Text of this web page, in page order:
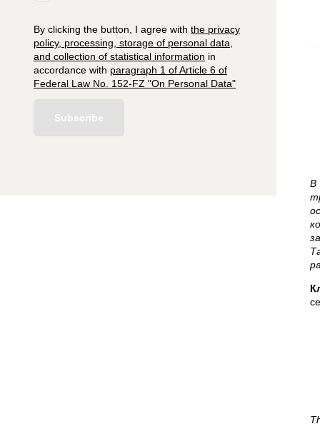
By clicking the button, I agree with the privacy
policy, processing, storage of personal data,
and collection of statistical information in
accordance with paragraph 1 of Article 6 of
Federal Law No. 152-FZ "On Personal Data"
Subscribe
В